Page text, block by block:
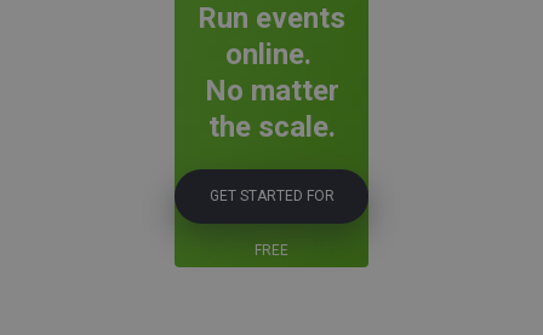
Run events
online.
No matter
the scale.
GET STARTED FOR
FREE